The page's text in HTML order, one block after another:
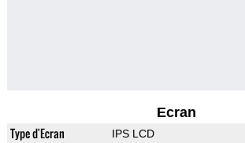
Ecran
Type d'Ecran IPS LCD